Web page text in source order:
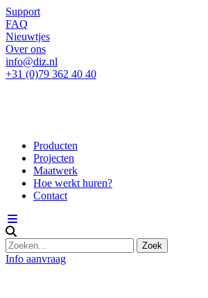
Support
FAQ
Nieuwtjes
Over ons
info@diz.nl
+31 (0)79 362 40 40
Producten
Projecten
Maatwerk
Hoe werkt huren?
Contact
Info aanvraag